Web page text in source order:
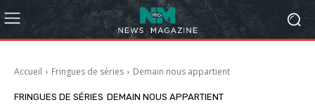
Accueil Fringues de séries Demain nous appartient
FRINGUES DE SÉRIES DEMAIN NOUS APPARTIENT